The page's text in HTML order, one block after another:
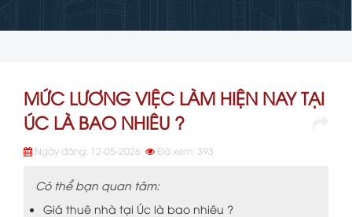
MỨC LƯƠNG VIỆC LÀM HIỆN NAY TẠI
ÚC LÀ BAO NHIÊU ?
Ngày đăng: 12-05-2026 Đã xem: 393
Có thể bạn quan tâm:
Giá thuê nhà tại Úc là bao nhiêu ?